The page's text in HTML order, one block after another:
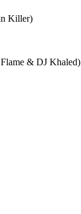
Killer)
& DJ Khaled)